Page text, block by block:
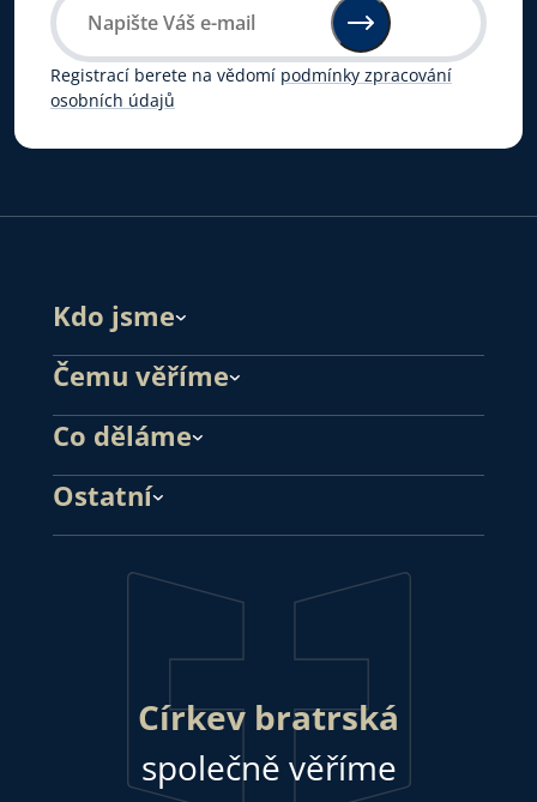
Registrací berete na vědomí podmínky zpracování
osobních údajů
Kdo jsme
Čemu věříme
Co děláme
Ostatní
Církev bratrská
společně věříme